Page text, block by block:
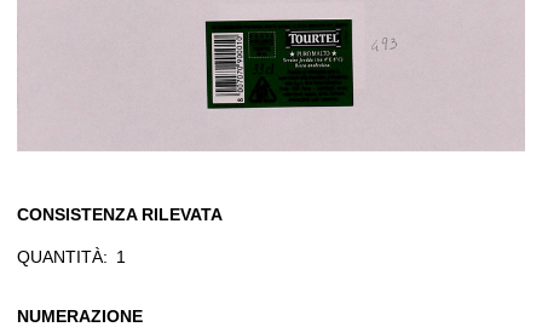
CONSISTENZA RILEVATA
QUANTITÀ: 1
NUMERAZIONE